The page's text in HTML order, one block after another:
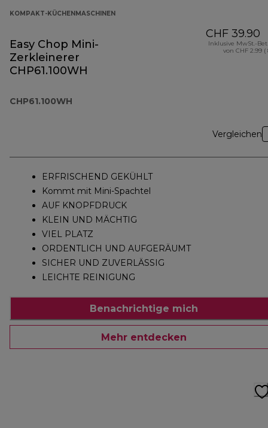
KOMPAKT-KÜCHENMASCHINEN
Easy Chop Mini-
Zerkleinerer
CHP61.100WH
CHP61.100WH
CHF 39.90
Inklusive MwSt.-
von CHF 2.99 (
Vergleichen
ERFRISCHEND GEKÜHLT
Kommt mit Mini-Spachtel
AUF KNOPFDRUCK
KLEIN UND MÄCHTIG
VIEL PLATZ
ORDENTLICH UND AUFGERÄUMT
SICHER UND ZUVERLÄSSIG
LEICHTE REINIGUNG
Benachrichtige mich
Mehr entdecken